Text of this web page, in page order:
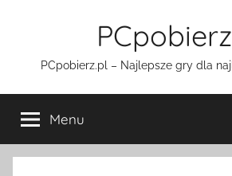
PCpobierz.pl – Najlepsze gry dla
Menu